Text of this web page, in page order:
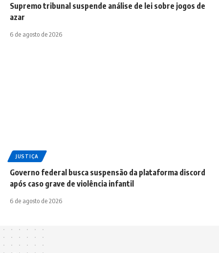
Supremo tribunal suspende análise de lei sobre jogos de
azar
6 de agosto de 2026
JUSTIÇA
Governo federal busca suspensão da plataforma discord
após caso grave de violência infantil
6 de agosto de 2026